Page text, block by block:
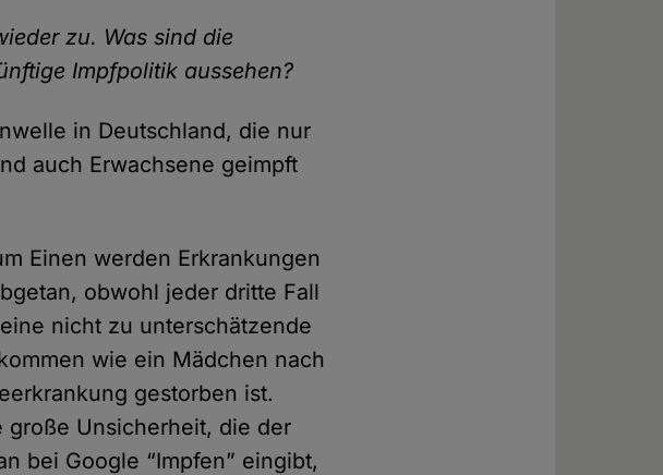
zu. Was sind die
Impfpolitik aussehen?
in Deutschland, die nur
auch Erwachsene geimpft
Einen werden Erkrankungen
obwohl jeder dritte Fall
nicht zu unterschätzende
wie ein Mädchen nach
gestorben ist.
große Unsicherheit, die der
bei Google “Impfen” eingibt,